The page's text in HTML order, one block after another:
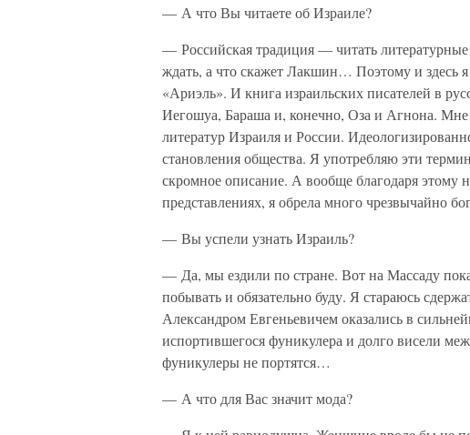
— А что Вы читаете об Израиле?
— Российская традиция — читать
ждать, а что скажет Лакшин… Поэтому и здесь
«Ариэль». И книга израильских писателей в
Иегошуа, Бараша и, конечно, Оза и Агнона. Мне
литератур Израиля и России.
становления общества. Я употребляю эти
скромное описание. А вообще благодаря этому
представлениях, я обрела много чрезвычайно
— Вы успели узнать Израиль?
— Да, мы ездили по стране. Вот на Массаду
побывать и обязательно буду. Я стараюсь
Александром Евгеньевичем оказались в
испортившегося фуникулера и долго висели
фуникулеры не портятся…
— А что для Вас значит мода?